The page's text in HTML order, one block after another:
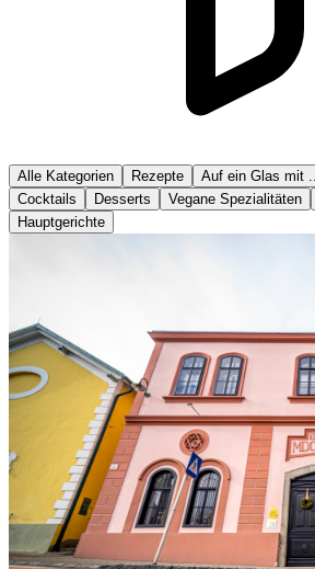
Alle Kategorien Rezepte Auf ein Glas mit ...
Cocktails
Desserts Vegane Spezialitäten
Hauptgerichte